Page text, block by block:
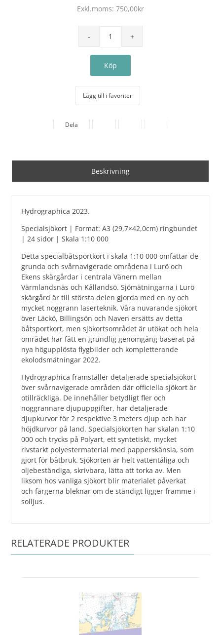
Exkl.moms: 750,00kr
Lägg till i favoriter
Dela
Beskrivning
Hydrographica 2023.
Specialsjökort | Format: A3 (29,7×42,0cm) ringbundet
| 24 sidor | Skala 1:10 000
Detta specialbåtsportkort i skala 1:10 000 omfattar de
grunda och svårnavigerade områdena i Lurö och
Ekens skärgårdar i centrala Vänern mellan
Värmlandsnäs och Kållandsö. Sjömätningarna i Lurö
skärgård är till största delen gjorda med en ny och
mycket noggrann laserteknik. Våra nuvarande sjökort
över Läckö, Billingsön och Naven ersätts av detta
båtsportkort, men sjökortsområdet är utökat och hela
området har fått en grundlig genomgång baserat på
nya högupplösta flygbilder och kompletterande
ekolodsmätningar 2022.
Hydrographica framställer detaljerade specialsjökort
över svårnavigerade områden där officiella sjökort är
otillräckliga. De innehåller betydligt fler och
noggrannare djupuppgifter, har detaljerade
djupkurvor för 2 respektive 3 meters djup och har
höjdkurvor på land. Specialsjökorten har skalan 1:10
000 och trycks på Polyart, ett syntetiskt, mycket
rivstarkt polyestermaterial med papperskänsla, som
gjort för båtbruk. Sjökorten är helt vattentåliga och
oljebeständiga, skrivbara, lätta att torka av. Men
liksom hos vanliga sjökort blir materialet påverkat
och färgerna bleknar om de ständigt ligger framme i
solljus.
RELATERADE PRODUKTER